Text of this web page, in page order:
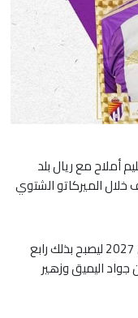
أملاح مع ريال بلد
إلى 4 سنوات ونصف خلال الميركاتو الشتوي
ووقع أملاح عقد انضمامه إلى بلد الوليد حتى 2027 ليصبح بذلك رابع
اليميق وزهير